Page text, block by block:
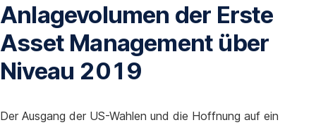
Anlagevolumen der Erste
Asset Management über
Niveau 2019
Der Ausgang der US-Wahlen und die Hoffnung auf ein